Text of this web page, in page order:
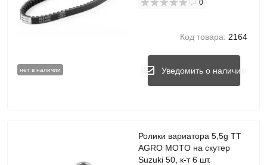
нет в наличии
0
Код товара: 2164
Уведомить о наличии
Ролики вариатора 5,5g TT
AGRO MOTO на скутер
Suzuki 50, к-т 6 шт.